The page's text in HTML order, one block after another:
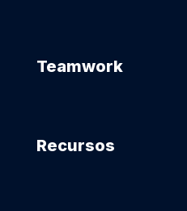
Teamwork
Recursos